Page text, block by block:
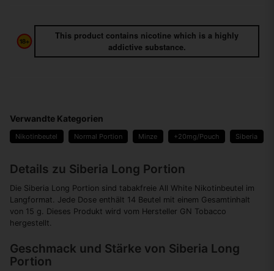
This product contains nicotine which is a highly
addictive substance.
Verwandte Kategorien
Nikotinbeutel Normal Portion Minze +20mg/Pouch Siberia
Details zu Siberia Long Portion
Die Siberia Long Portion sind tabakfreie All White Nikotinbeutel im
Langformat. Jede Dose enthält 14 Beutel mit einem Gesamtinhalt
von 15 g. Dieses Produkt wird vom Hersteller GN Tobacco
hergestellt.
Geschmack und Stärke von Siberia Long
Portion